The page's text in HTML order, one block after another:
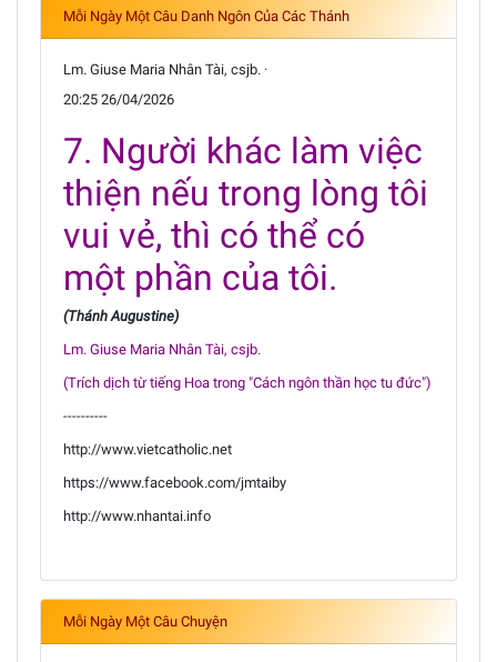
Mỗi Ngày Một Câu Danh Ngôn Của Các Thánh
Lm. Giuse Maria Nhân Tài, csjb. ·
20:25 26/04/2026
7. Người khác làm việc
thiện nếu trong lòng tôi
vui vẻ, thì có thể có
một phần của tôi.
(Thánh Augustine)
Lm. Giuse Maria Nhân Tài, csjb.
(Trích dịch từ tiếng Hoa trong "Cách ngôn thần học tu đức")
----------
http://www.vietcatholic.net
https://www.facebook.com/jmtaiby
http://www.nhantai.info
Mỗi Ngày Một Câu Chuyện